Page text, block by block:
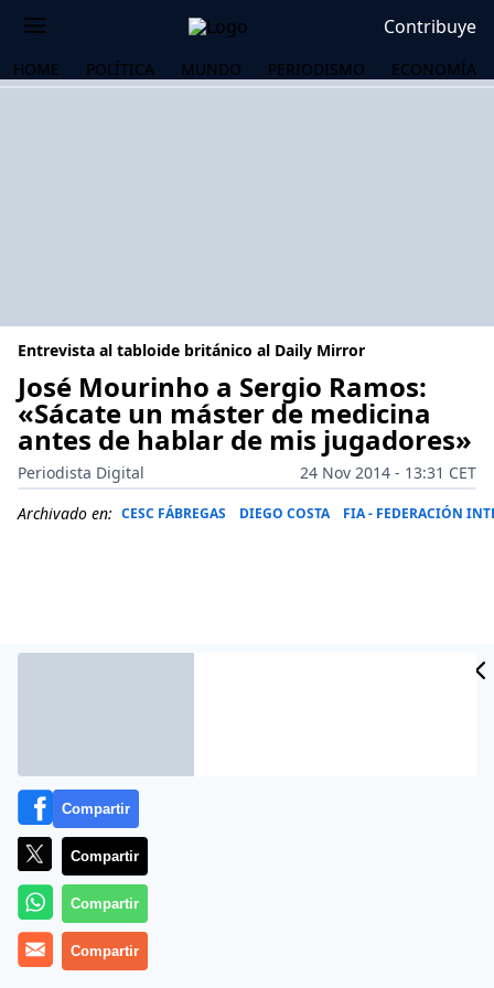
Contribuye
HOME POLÍTICA MUNDO PERIODISMO ECONOMÍA
Entrevista al tabloide británico al Daily Mirror
José Mourinho a Sergio Ramos:
«Sácate un máster de medicina
antes de hablar de mis jugadores»
Periodista Digital
24 Nov 2014 - 13:31 CET
Archivado en: CESC FÁBREGAS DIEGO COSTA FIA - FEDERACIÓN
Más información
Compartir
Compartir
Compartir
Compartir